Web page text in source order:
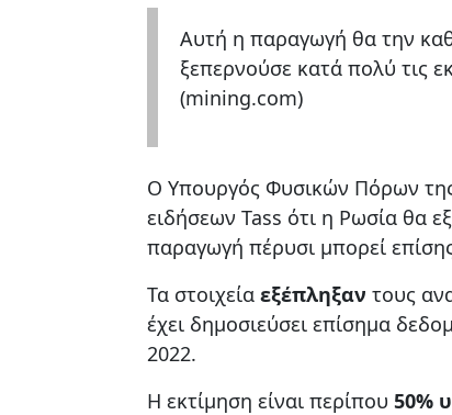
Αυτή η παραγωγή θα την
ξεπερνούσε κατά πολύ τις
(mining.com)
Ο Υπουργός Φυσικών Πόρων
ειδήσεων Tass ότι η Ρωσία θα
παραγωγή πέρυσι μπορεί
Τα στοιχεία εξέπληξαν τους
έχει δημοσιεύσει επίσημα
2022.
Η εκτίμηση είναι περίπου 50%